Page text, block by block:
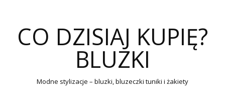
CO DZISIAJ KUPIĘ?
BLUZKI
Modne stylizacje – bluzki, bluzeczki tuniki i żakiety